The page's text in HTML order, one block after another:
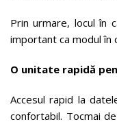
Prin urmare, locul în
important ca modul în
O unitate rapidă
Accesul rapid la
confortabil. Tocmai